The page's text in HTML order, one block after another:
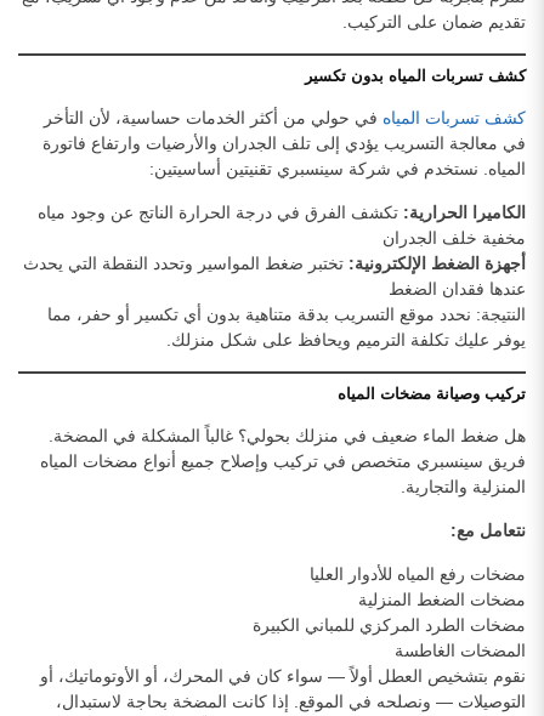
تقديم ضمان على التركيب.
كشف تسربات المياه بدون تكسير
كشف تسربات المياه في حولي من أكثر الخدمات حساسية، لأن التأخر
في معالجة التسريب يؤدي إلى تلف الجدران والأرضيات وارتفاع فاتورة
المياه. نستخدم في شركة سينسبري تقنيتين أساسيتين:
الكاميرا الحرارية: تكشف الفرق في درجة الحرارة الناتج عن وجود مياه
مخفية خلف الجدران
أجهزة الضغط الإلكترونية: تختبر ضغط المواسير وتحدد النقطة التي يحدث
عندها فقدان الضغط
النتيجة: نحدد موقع التسريب بدقة متناهية بدون أي تكسير أو حفر، مما
يوفر عليك تكلفة الترميم ويحافظ على شكل منزلك.
تركيب وصيانة مضخات المياه
هل ضغط الماء ضعيف في منزلك بحولي؟ غالباً المشكلة في المضخة.
فريق سينسبري متخصص في تركيب وإصلاح جميع أنواع مضخات المياه
المنزلية والتجارية.
نتعامل مع:
مضخات رفع المياه للأدوار العليا
مضخات الضغط المنزلية
مضخات الطرد المركزي للمباني الكبيرة
المضخات الغاطسة
نقوم بتشخيص العطل أولاً — سواء كان في المحرك، أو الأوتوماتيك، أو
التوصيلات — ونصلحه في الموقع. إذا كانت المضخة بحاجة لاستبدال،